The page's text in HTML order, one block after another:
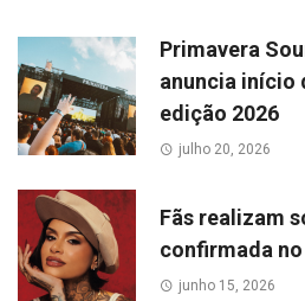
Primavera
anuncia início
edição 2026
julho 20, 2026
Fãs realizam
confirmada no
junho 15, 2026